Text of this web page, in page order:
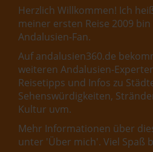
Herzlich Willkommen! Ich
meiner ersten Reise 2009
Andalusien-Fan.
Auf andalusien360.de
weiteren Andalusien-
Reisetipps und Infos zu
Sehenswürdigkeiten,
Kultur uvm.
Mehr Informationen über
unter 'Über mich'. Viel Spaß